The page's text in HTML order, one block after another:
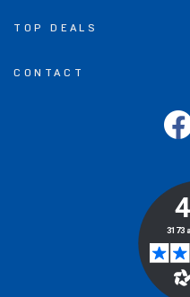
TOP DEALS
CONTACT